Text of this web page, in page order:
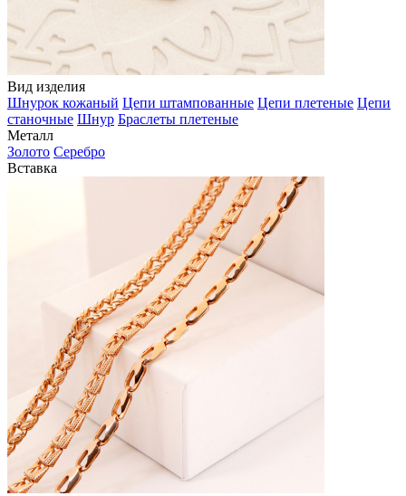
Вид изделия
Шнурок кожаный Цепи штампованные Цепи плетеные Цепи
станочные Шнур Браслеты плетеные
Металл
Золото Серебро
Вставка